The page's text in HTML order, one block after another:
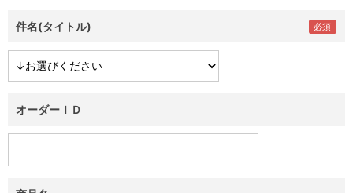
件名(タイトル)
オーダーＩＤ